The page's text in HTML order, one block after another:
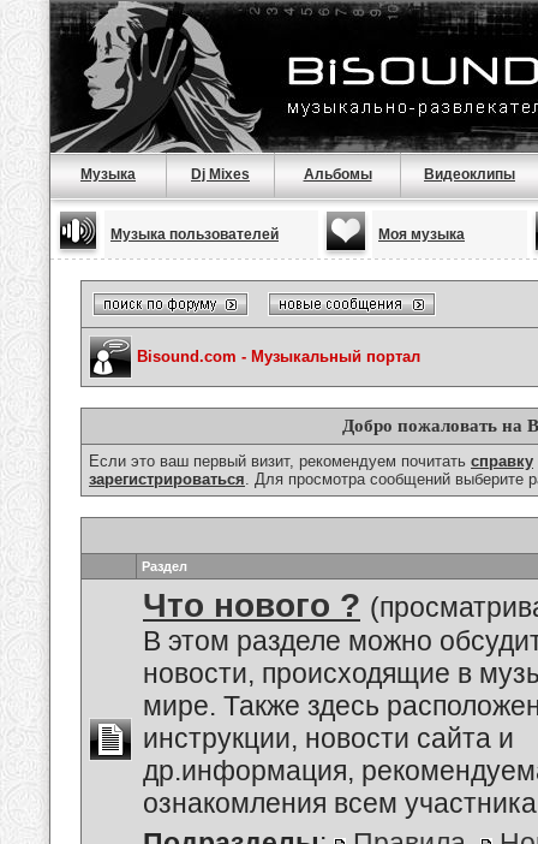
Музыка Dj Mixes Альбомы Видеоклипы
Музыка пользователей Моя музыка
Bisound.com - Музыкальный портал
Добро пожаловать на
Если это ваш первый визит, рекомендуем почитать справку
зарегистрироваться. Для просмотра сообщений выберите
Раздел
Что нового ?
В этом разделе можно
новости, происходящие в
мире. Также здесь
инструкции, новости сайта и
др.информация,
ознакомления всем